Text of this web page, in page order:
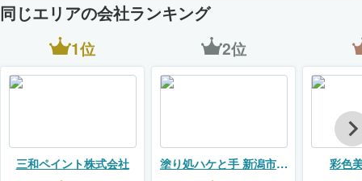
同じエリアの会社ランキング
1位
三和ペイント株式会社
2位
塗り処ハケと手 新潟市店
彩色